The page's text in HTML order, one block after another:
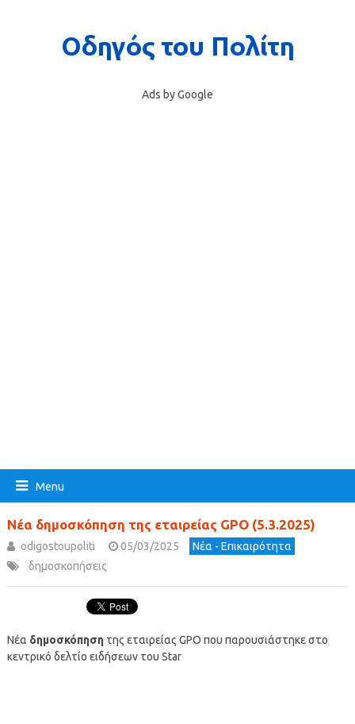
Ads by Google
Menu
Νέα δημοσκόπηση της εταιρείας GPO (5.3.2025)
odigostoupoliti 05/03/2025
Νέα - Επικαιρότητα
δημοσκοπήσεις
Νέα δημοσκόπησητης εταιρείας GPO που παρουσιάστηκε στο
κεντρικό δελτίο ειδήσεων του Star